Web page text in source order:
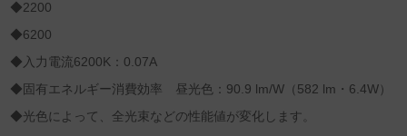
◆2200
◆6200
◆入力電流6200K：0.07A
◆固有エネルギー消費効率 昼光色：90.9 lm/W（582 lm・6.4W）
◆光色によって、全光束などの性能値が変化します。